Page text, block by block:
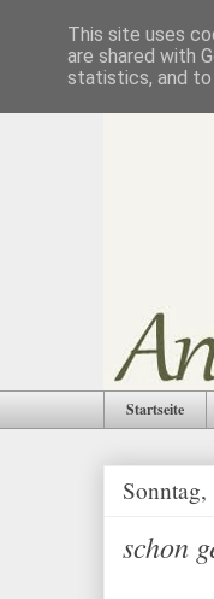
Startseite
schon
This site uses
are shared with
statistics, and to